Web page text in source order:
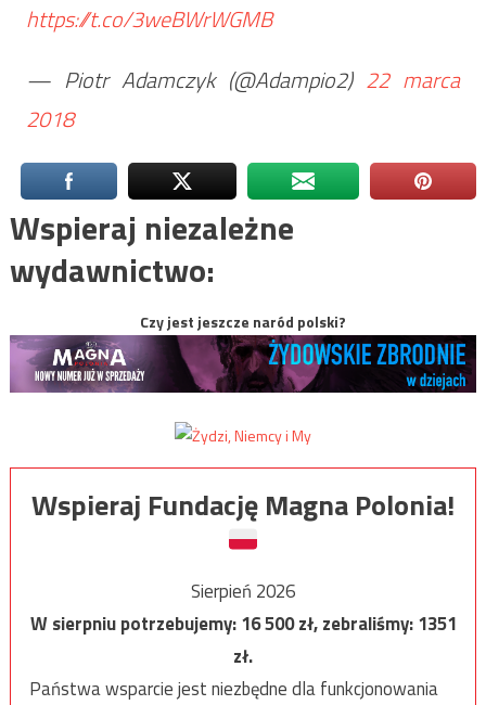
https://t.co/3weBWrWGMB
— Piotr Adamczyk (@Adampio2) 22 marca
2018
Wspieraj niezależne
wydawnictwo:
Czy jest jeszcze naród polski?
Wspieraj Fundację Magna Polonia!
Sierpień 2026
W sierpniu potrzebujemy:16 500zł, zebraliśmy:1351
zł.
Państwa wsparcie jest niezbędne dla funkcjonowania